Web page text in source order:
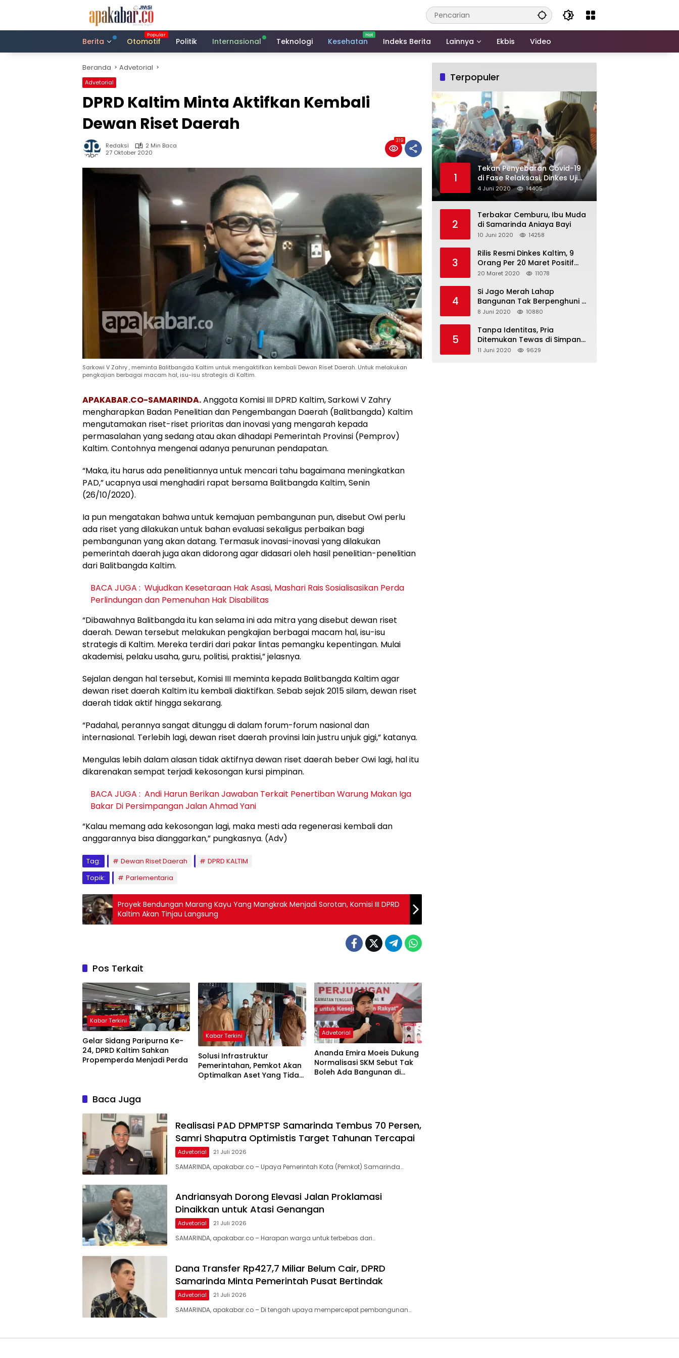
Berita
Otomotif Politik Internasional Teknologi Kesehatan Indeks Berita Lainnya Ekbis Video
Beranda Advetorial
Advetorial
DPRD Kaltim Minta Aktifkan Kembali
Dewan Riset Daerah
Redaksi
2 Min Baca
27 Oktober 2020
319
Sarkowi V Zahry , meminta Balitbangda Kaltim untuk mengaktifkan kembali Dewan Riset Daerah. Untuk melakukan
pengkajian berbagai macam hal, isu-isu strategis di Kaltim.
APAKABAR.CO-SAMARINDA.Anggota Komisi III DPRD Kaltim, Sarkowi V Zahry
mengharapkan Badan Penelitian dan Pengembangan Daerah (Balitbangda) Kaltim
mengutamakan riset-riset prioritas dan inovasi yang mengarah kepada
permasalahan yang sedang atau akan dihadapi Pemerintah Provinsi (Pemprov)
Kaltim. Contohnya mengenai adanya penurunan pendapatan.
“Maka, itu harus ada penelitiannya untuk mencari tahu bagaimana meningkatkan
PAD,” ucapnya usai menghadiri rapat bersama Balitbangda Kaltim, Senin
(26/10/2020).
Ia pun mengatakan bahwa untuk kemajuan pembangunan pun, disebut Owi perlu
ada riset yang dilakukan untuk bahan evaluasi sekaligus perbaikan bagi
pembangunan yang akan datang. Termasuk inovasi-inovasi yang dilakukan
pemerintah daerah juga akan didorong agar didasari oleh hasil penelitian-penelitian
dari Balitbangda Kaltim.
BACA JUGA : Wujudkan Kesetaraan Hak Asasi, Mashari Rais Sosialisasikan Perda
Perlindungan dan Pemenuhan Hak Disabilitas
“Dibawahnya Balitbangda itu kan selama ini ada mitra yang disebut dewan riset
daerah. Dewan tersebut melakukan pengkajian berbagai macam hal, isu-isu
strategis di Kaltim. Mereka terdiri dari pakar lintas pemangku kepentingan. Mulai
akademisi, pelaku usaha, guru, politisi, praktisi,” jelasnya.
Sejalan dengan hal tersebut, Komisi III meminta kepada Balitbangda Kaltim agar
dewan riset daerah Kaltim itu kembali diaktifkan. Sebab sejak 2015 silam, dewan riset
daerah tidak aktif hingga sekarang.
“Padahal, perannya sangat ditunggu di dalam forum-forum nasional dan
internasional. Terlebih lagi, dewan riset daerah provinsi lain justru unjuk gigi,” katanya.
Mengulas lebih dalam alasan tidak aktifnya dewan riset daerah beber Owi lagi, hal itu
dikarenakan sempat terjadi kekosongan kursi pimpinan.
BACA JUGA : Andi Harun Berikan Jawaban Terkait Penertiban Warung Makan Iga
Bakar Di Persimpangan Jalan Ahmad Yani
“Kalau memang ada kekosongan lagi, maka mesti ada regenerasi kembali dan
anggarannya bisa dianggarkan,” pungkasnya. (Adv)
Tag: Dewan Riset Daerah
DPRD KALTIM
Topik:
Parlementaria
Proyek Bendungan Marang Kayu Yang Mangkrak Menjadi Sorotan, Komisi III DPRD
Kaltim Akan Tinjau Langsung
Pos Terkait
Kabar Terkini
Gelar Sidang Paripurna Ke-
24, DPRD Kaltim Sahkan
Propemperda Menjadi Perda
Kabar Terkini
Solusi Infrastruktur
Pemerintahan, Pemkot Akan
Optimalkan Aset Yang Tidak
Advetorial
Ananda Emira Moeis Dukung
Normalisasi SKM Sebut Tak
Boleh Ada Bangunan di
Baca Juga
Realisasi PAD DPMPTSP Samarinda Tembus 70 Persen,
Samri Shaputra Optimistis Target Tahunan Tercapai
Advetorial 21 Juli 2026
SAMARINDA, apakabar.co – Upaya Pemerintah Kota (Pemkot) Samarinda…
Andriansyah Dorong Elevasi Jalan Proklamasi
Dinaikkan untuk Atasi Genangan
Advetorial 21 Juli 2026
SAMARINDA, apakabar.co – Harapan warga untuk terbebas dari…
Dana Transfer Rp427,7 Miliar Belum Cair, DPRD
Samarinda Minta Pemerintah Pusat Bertindak
Advetorial 21 Juli 2026
SAMARINDA, apakabar.co – Di tengah upaya mempercepat pembangunan…
Terpopuler
1
Tekan Penyebaran Covid-19
di Fase Relaksasi, Dinkes Uji
Swab Massal di Pelabuhan
Samarinda
4 Juni 2020 14405
2
Terbakar Cemburu, Ibu Muda
di Samarinda Aniaya Bayi
10 Juni 2020 14258
3
Rilis Resmi Dinkes Kaltim, 9
Orang Per 20 Maret Positif
Covid-19
20 Maret 2020 11078
4
Si Jago Merah Lahap
Bangunan Tak Berpenghuni di
Jalan Kadrie Oening
8 Juni 2020 10880
5
Tanpa Identitas, Pria
Ditemukan Tewas di Simpang
Tiga Jalan Kesuma Bangsa
11 Juni 2020 9629